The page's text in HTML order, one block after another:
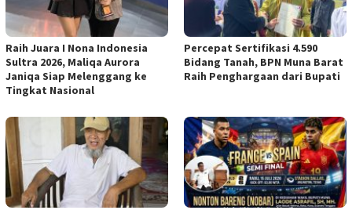
Raih Juara I Nona Indonesia
Sultra 2026, Maliqa Aurora
Janiqa Siap Melenggang ke
Tingkat Nasional
Percepat Sertifikasi 4.590
Bidang Tanah, BPN Muna Barat
Raih Penghargaan dari Bupati